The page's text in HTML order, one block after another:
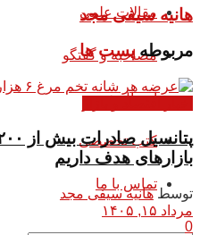
مقالات علمی
مصاحبه و گفتگو
ارسال خبر
کتب تخصصی
تماس با ما
هانیه سیفی مجد
مربوطه پست ها
بازار‌های هدف داریم
توسط هانیه سیفی مجد
مرداد ۱۵, ۱۴۰۵
0